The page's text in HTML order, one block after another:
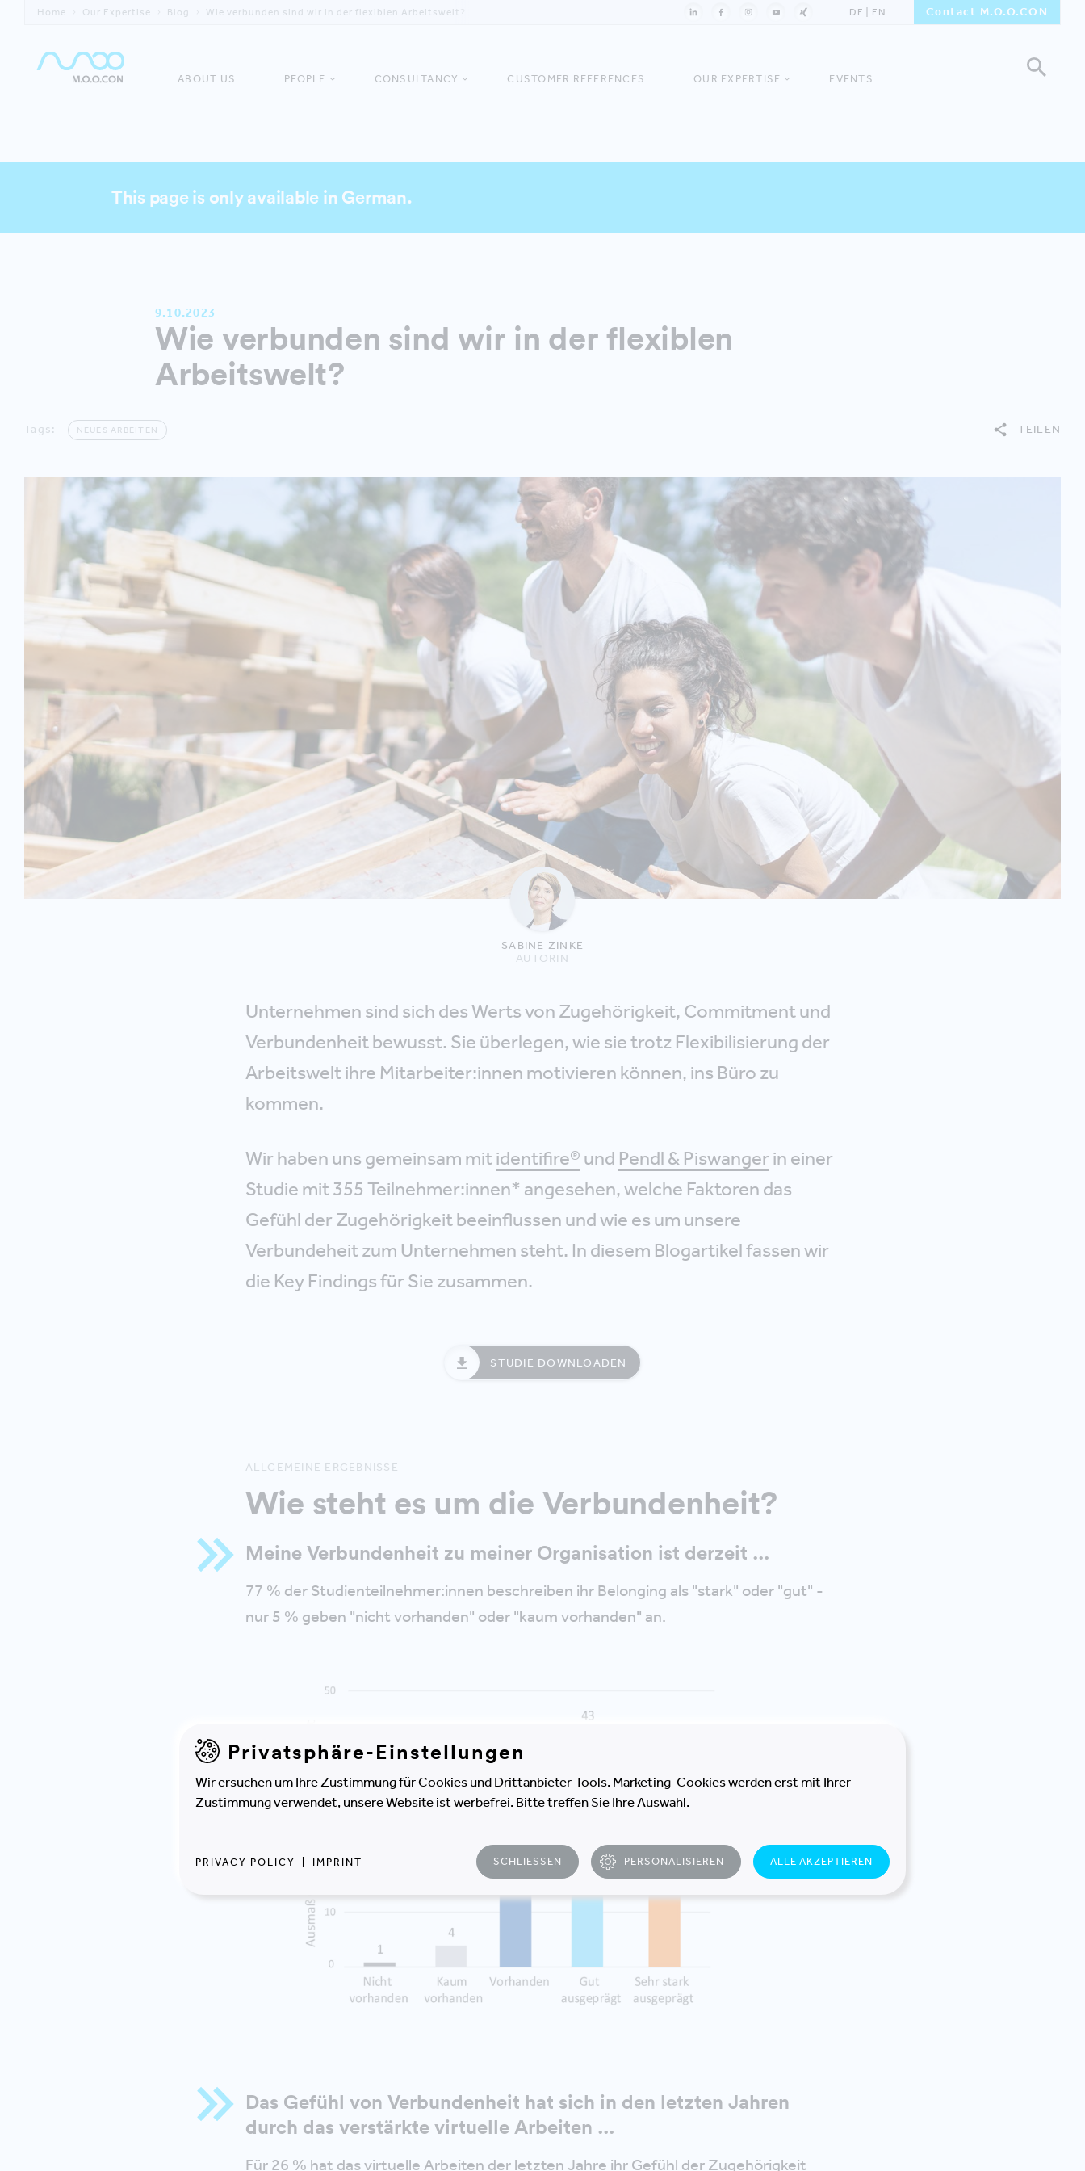
Home Our Expertise Blog Wie verbunden sind wir in der flexiblen Arbeitswelt? DE EN Contact M.O.O.CON
ABOUT US PEOPLE CONSULTANCY CUSTOMER REFERENCES OUR EXPERTISE EVENTS
This page is only available in German.
9.10.2023
Wie verbunden sind wir in der flexiblen
Arbeitswelt?
Tags: NEUES ARBEITEN TEILEN
SABINE ZINKE
AUTORIN
Unternehmen sind sich des Werts von Zugehörigkeit, Commitment und
Verbundenheit bewusst. Sie überlegen, wie sie trotz Flexibilisierung der
Arbeitswelt ihre Mitarbeiter:innen motivieren können, ins Büro zu
kommen.
Wir haben uns gemeinsam mitidentifire® und Pendl & Piswanger in einer
Studie mit 355 Teilnehmer:innen* angesehen, welche Faktoren das
Gefühl der Zugehörigkeit beeinflussen und wie es um unsere
Verbundeheit zum Unternehmen steht. In diesem Blogartikel fassen wir
die Key Findings für Sie zusammen.
STUDIE DOWNLOADEN
ALLGEMEINE ERGEBNISSE
Wie steht es um die Verbundenheit?
Meine Verbundenheit zu meiner Organisation ist derzeit ...
77 % der Studienteilnehmer:innen beschreiben ihr Belonging als "stark" oder "gut" -
nur 5 % geben "nicht vorhanden" oder "kaum vorhanden" an.
Das Gefühl von Verbundenheit hat sich in den letzten Jahren
durch das verstärkte virtuelle Arbeiten ...
Für 26 % hat das virtuelle Arbeiten der letzten Jahre ihr Gefühl der Zugehörigkeit
Privatsphäre-Einstellungen
Wir ersuchen um Ihre Zustimmung für Cookies und Drittanbieter-Tools. Marketing-Cookies werden erst mit Ihrer
Zustimmung verwendet, unsere Website ist werbefrei. Bitte treffen Sie Ihre Auswahl.
PRIVACY POLICY IMPRINT SCHLIESSEN PERSONALISIEREN ALLE AKZEPTIEREN